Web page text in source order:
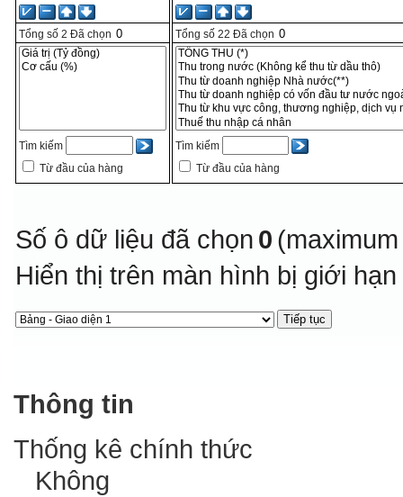
Tổng số 2 Đã chọn
Tìm kiếm
Từ đầu của hàng
Tổng số 22 Đã chọn
Tìm kiếm
Từ đầu của hàng
Số ô dữ liệu đã chọn 0
Hiển thị trên màn hình bị giới
Thông tin
Thống kê chính thức
Không